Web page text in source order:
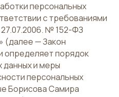
персональных
с требованиями
№ 152-ФЗ
(далее — Закон
определяет порядок
данных и меры
персональных
Борисова Самира